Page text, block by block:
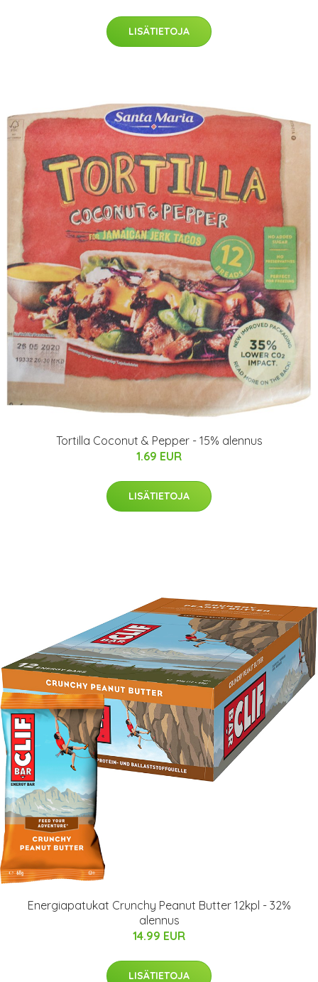
LISÄTIETOJA
Tortilla Coconut & Pepper - 15% alennus
1.69 EUR
LISÄTIETOJA
Energiapatukat Crunchy Peanut Butter 12kpl - 32%
alennus
14.99 EUR
LISÄTIETOJA